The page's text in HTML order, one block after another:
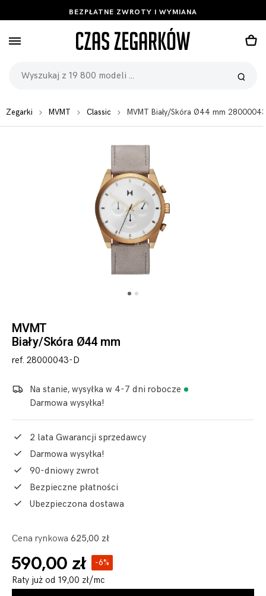
BEZPŁATNE ZWROTY I WYMIANA
Zegarki MVMT Classic MVMT Biały/Skóra Ø44 mm
MVMT
Biały/Skóra Ø44 mm
ref. 28000043-D
Na stanie, wysyłka w 4-7 dni robocze
Darmowa wysyłka!
2 lata Gwarancji sprzedawcy
Darmowa wysyłka!
90-dniowy zwrot
Bezpieczne płatności
Ubezpieczona dostawa
Cena rynkowa 625,00 zł
590,00 zł -6%
Raty już od 19,00 zł/mc